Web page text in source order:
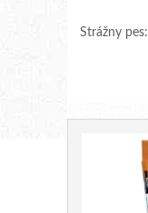
Strážny pes: